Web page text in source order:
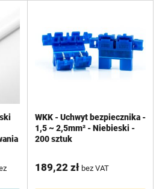
WKK - Uchwyt bezpiecznika -
1,5 ~ 2,5mm² - Niebieski -
200 sztuk
189,22 zł bez VAT